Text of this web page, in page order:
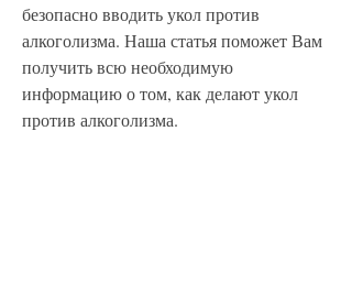
безопасно вводить укол против
алкоголизма. Наша статья поможет Вам
получить всю необходимую
информацию о том, как делают укол
против алкоголизма.